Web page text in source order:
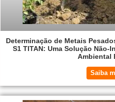
Determinação de Metais
S1 TITAN: Uma Solução
Ambiental
Saiba